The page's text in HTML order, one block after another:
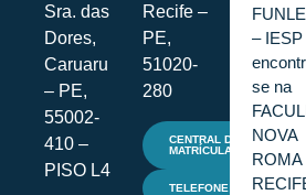
Sra. das
Dores,
Caruaru
– PE,
55002-
410 –
PISO L4
Recife –
PE,
51020-
280
CENTRAL DE
MATRÍCULAS
TELEFONE
– IESP
se na
NOVA
ROMA